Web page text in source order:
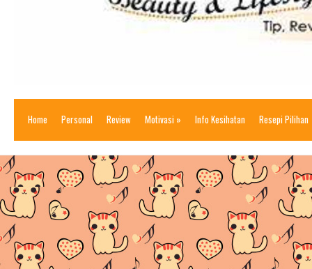
Home Personal Review Motivasi » Info Kesihatan Resepi Pilihan